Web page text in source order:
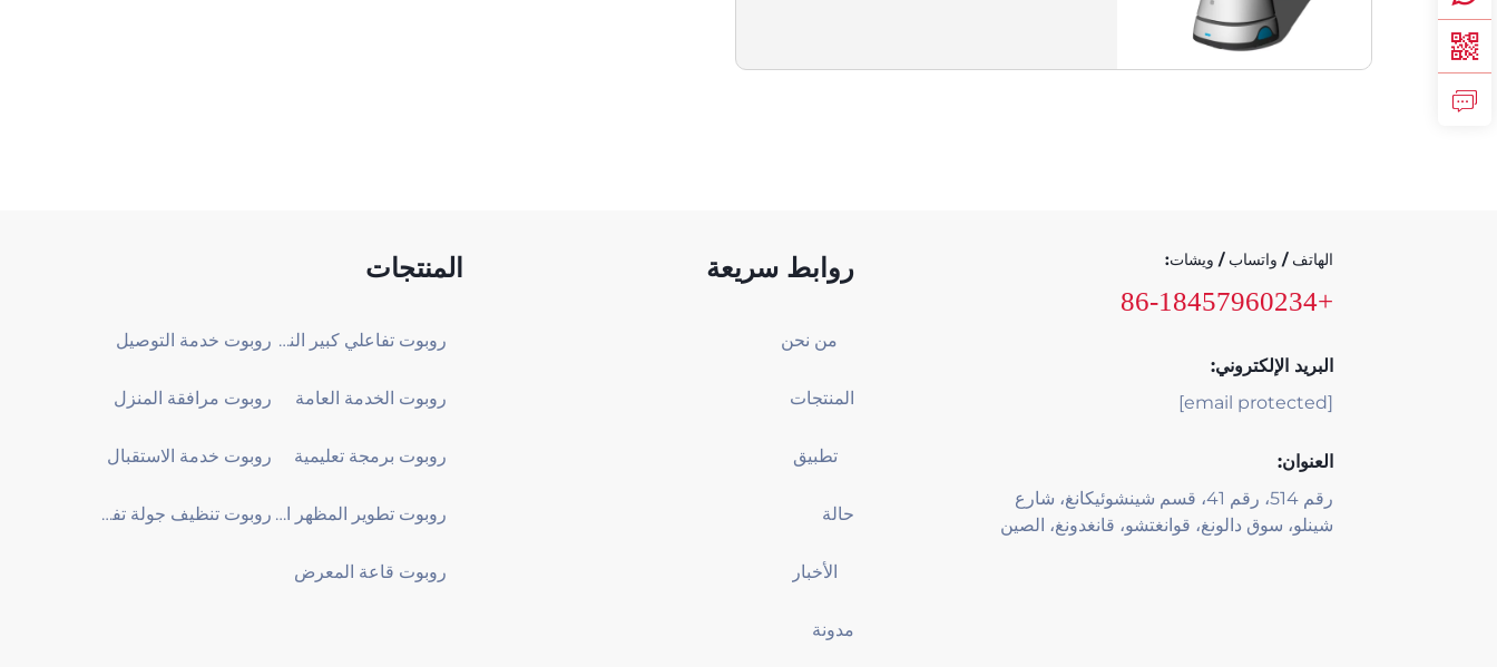
الهاتف / واتساب / ويشات:
+86-18457960234
البريد الإلكتروني:
[email protected]
العنوان:
رقم 514، رقم 41، قسم شينشوئيكانغ، شارع
شينلو، سوق دالونغ، قوانغتشو، قانغدونغ، الصين
روابط سريعة
من نحن
المنتجات
تطبيق
حالة
الأخبار
مدونة
المنتجات
روبوت تفاعلي كبير النموذج روبوت خدمة التوصيل
روبوت الخدمة العامة روبوت مرافقة المنزل
روبوت برمجة تعليمية روبوت خدمة الاستقبال
روبوت تطوير المظهر المخصص روبوت تنظيف جولة تفقدية
روبوت قاعة المعرض